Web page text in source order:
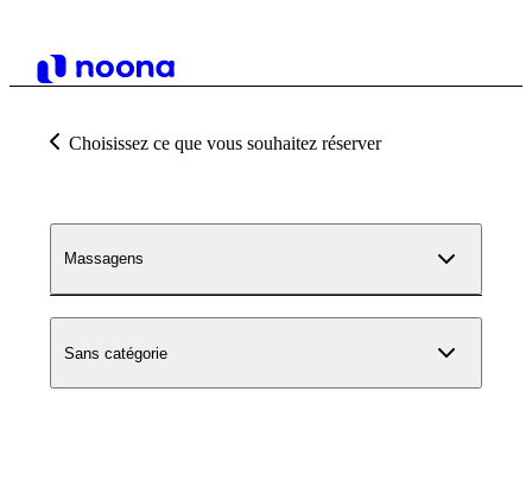
Choisissez ce que vous souhaitez réserver
Massagens
Sans catégorie